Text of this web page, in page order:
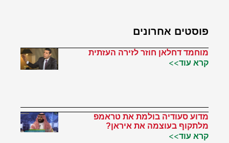
פוסטים אחרונים
מוחמד דחלאן חוזר לזירה העזתית
קרא עוד>>
מדוע סעודיה בולמת את טראמפ
מלתקוף בעוצמה את איראן?
קרא עוד>>